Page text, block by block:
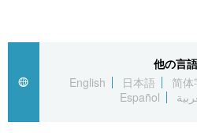
経済・ビジネス
国際
トップ
アーカイブ
In-depth
Japan Data
他の言
English
日本語 简体
Español